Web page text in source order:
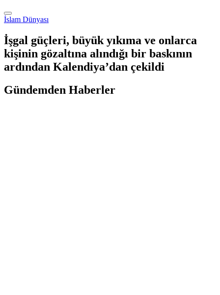
İslam Dünyası
İşgal güçleri, büyük yıkıma ve onlarca
kişinin gözaltına alındığı bir baskının
ardından Kalendiya’dan çekildi
Gündemden Haberler